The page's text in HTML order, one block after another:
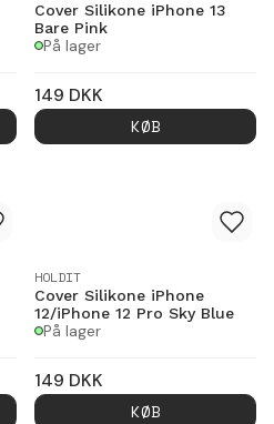
Cover Silikone iPhone 13
Bare Pink
På lager
149 DKK
KØB
HOLDIT
Cover Silikone iPhone
12/iPhone 12 Pro Sky Blue
På lager
149 DKK
KØB